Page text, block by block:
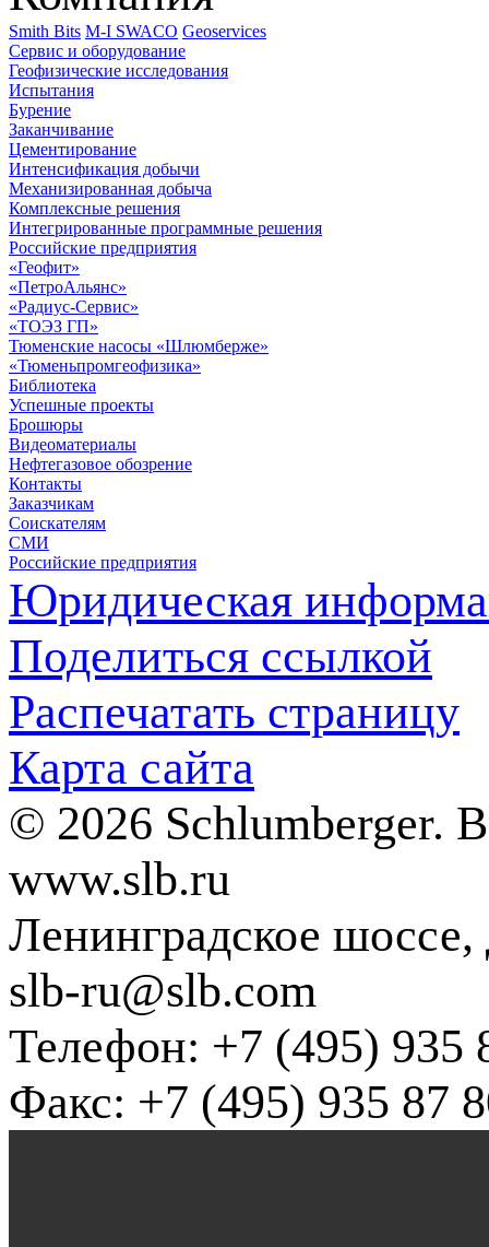
Smith Bits M-I SWACO Geoservices
Сервис и оборудование
Геофизические исследования
Испытания
Бурение
Заканчивание
Цементирование
Интенсификация добычи
Механизированная добыча
Комплексные решения
Интегрированные программные решения
Российские предприятия
«Геофит»
«ПетроАльянс»
«Радиус-Сервис»
«ТОЭЗ ГП»
Тюменские насосы «Шлюмберже»
«Тюменьпромгеофизика»
Библиотека
Успешные проекты
Брошюры
Видеоматериалы
Нефтегазовое обозрение
Контакты
Заказчикам
Соискателям
СМИ
Российские предприятия
Юридическая
Поделиться ссылкой
Распечатать страницу
Карта сайта
© 2026 Schlumberger.
www.slb.ru
Ленинградское
slb-ru@slb.com
Телефон: +7 (495) 935
Факс: +7 (495) 935 87